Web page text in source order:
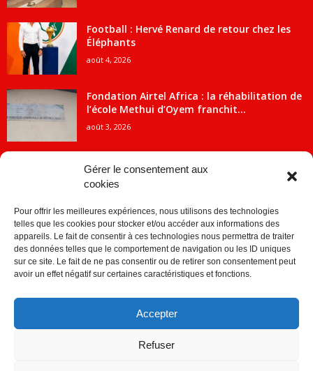
Gérer le consentement aux
cookies
Pour offrir les meilleures expériences, nous utilisons des technologies
telles que les cookies pour stocker et/ou accéder aux informations des
appareils. Le fait de consentir à ces technologies nous permettra de traiter
des données telles que le comportement de navigation ou les ID uniques
sur ce site. Le fait de ne pas consentir ou de retirer son consentement peut
avoir un effet négatif sur certaines caractéristiques et fonctions.
Accepter
Refuser
Football : Hervé Renard de retour chez les
Éléphants
août 4, 2026
Fondation Airtel Africa : la réhabilitation de
l’école Methui d’Oyem franchit...
août 3, 2026
ACTUALITES
Economie 2091
1840
Société
Sport 859